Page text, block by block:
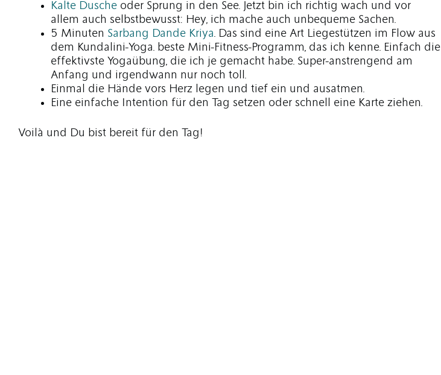
Kalte Dusche oder Sprung in den See. Jetzt bin ich richtig wach und vor
allem auch selbstbewusst: Hey, ich mache auch unbequeme Sachen.
5 Minuten Sarbang Dande Kriya. Das sind eine Art Liegestützen im Flow aus
dem Kundalini-Yoga. beste Mini-Fitness-Programm, das ich kenne. Einfach die
effektivste Yogaübung, die ich je gemacht habe. Super-anstrengend am
Anfang und irgendwann nur noch toll.
Einmal die Hände vors Herz legen und tief ein und ausatmen.
Eine einfache Intention für den Tag setzen oder schnell eine Karte ziehen.
Voilà und Du bist bereit für den Tag!